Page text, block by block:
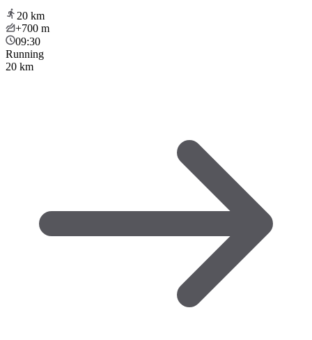
20 km
+700 m
09:30
Running
20 km